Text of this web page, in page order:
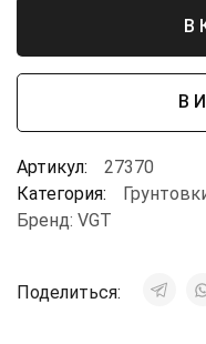
В
В
Артикул:
27370
Категория:
Бренд: VGT
Поделиться: